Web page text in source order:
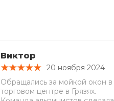
Виктор
20 ноября 2024
Обращались за мойкой окон в
торговом центре в Грязях.